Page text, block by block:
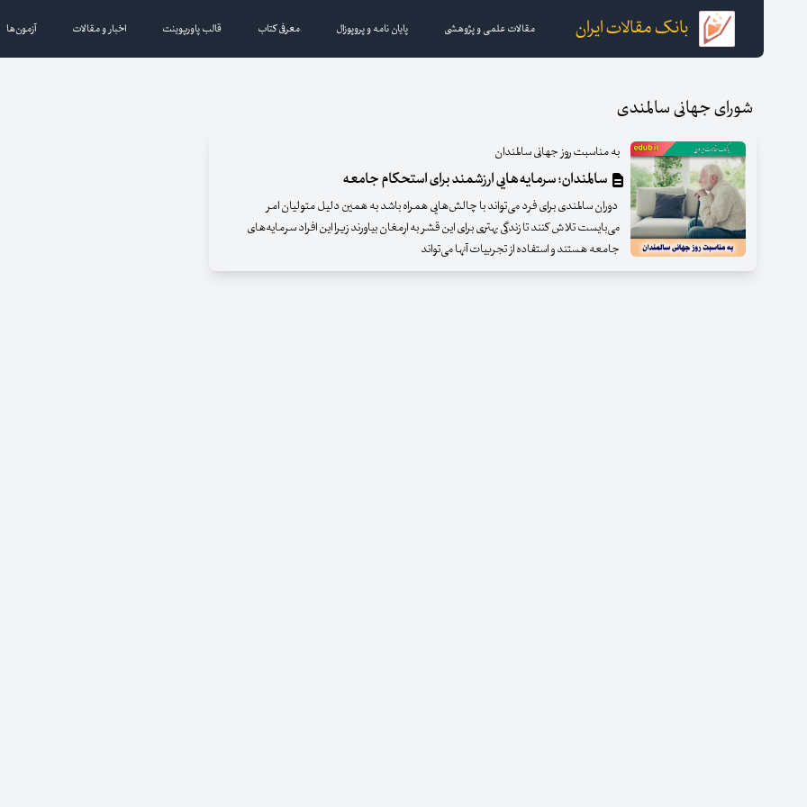
بانک مقالات ایران مقالات علمی و پژوهشی پایان نامه و پروپوزال معرفی کتاب قالب پاورپوینت اخبار و مقالات آزمون‌ها
شورای جهانی سالمندی
به مناسبت روز جهانی سالمندان
سالمندان؛ سرمایه‌هایی ارزشمند برای استحکام جامعه
دوران سالمندی برای فرد می‌تواند با چالش‌هایی همراه باشد به همین دلیل متولیان امر
می‌بایست تلاش کنند تا زندگی بهتری برای این قشر به ارمغان بیاورند زیرا این افراد سرمایه‌های
جامعه هستند و استفاده از تجربیات آنها می‌تواند